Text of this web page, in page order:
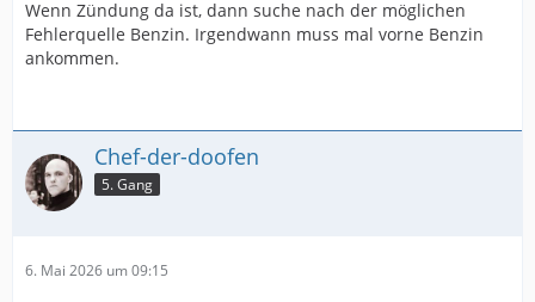
Wenn Zündung da ist, dann suche nach der möglichen
Fehlerquelle Benzin. Irgendwann muss mal vorne Benzin
ankommen.
Chef-der-doofen
5. Gang
6. Mai 2026 um 09:15